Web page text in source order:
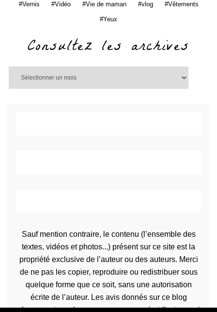
Vernis Vidéo Vie de maman vlog Vêtements
Yeux
Consultez les archives
Sauf mention contraire, le contenu (l’ensemble des
textes, vidéos et photos...) présent sur ce site est la
propriété exclusive de l’auteur ou des auteurs. Merci
de ne pas les copier, reproduire ou redistribuer sous
quelque forme que ce soit, sans une autorisation
écrite de l’auteur. Les avis donnés sur ce blog
n’engagent que la propre personne qu'est l'auteur qui